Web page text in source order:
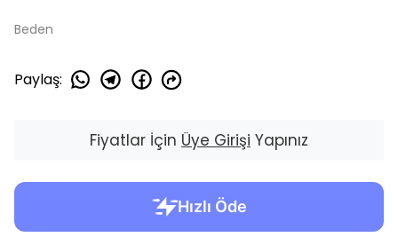
Beden
Paylaş:
Fiyatlar İçin Üye Girişi Yapınız